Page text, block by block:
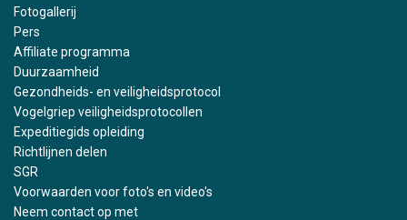
Fotogallerij
Pers
Affiliate programma
Duurzaamheid
Gezondheids- en veiligheidsprotocol
Vogelgriep veiligheidsprotocollen
Expeditiegids opleiding
Richtlijnen delen
SGR
Voorwaarden voor foto's en video's
Neem contact op met